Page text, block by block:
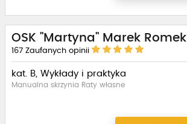
OSK "Martyna" Marek Romek
167 Zaufanych opinii
kat. B, Wykłady i praktyka
Manualna skrzynia Raty własne